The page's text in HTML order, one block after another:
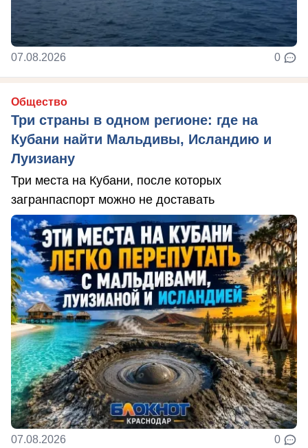
07.08.2026 0
Общество
Три страны в одном регионе: где на
Кубани найти Мальдивы, Исландию и
Луизиану
Три места на Кубани, после которых
загранпаспорт можно не доставать
07.08.2026 0